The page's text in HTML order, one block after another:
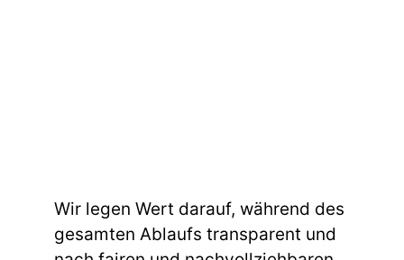
Wir legen Wert darauf, während des
gesamten Ablaufs transparent und